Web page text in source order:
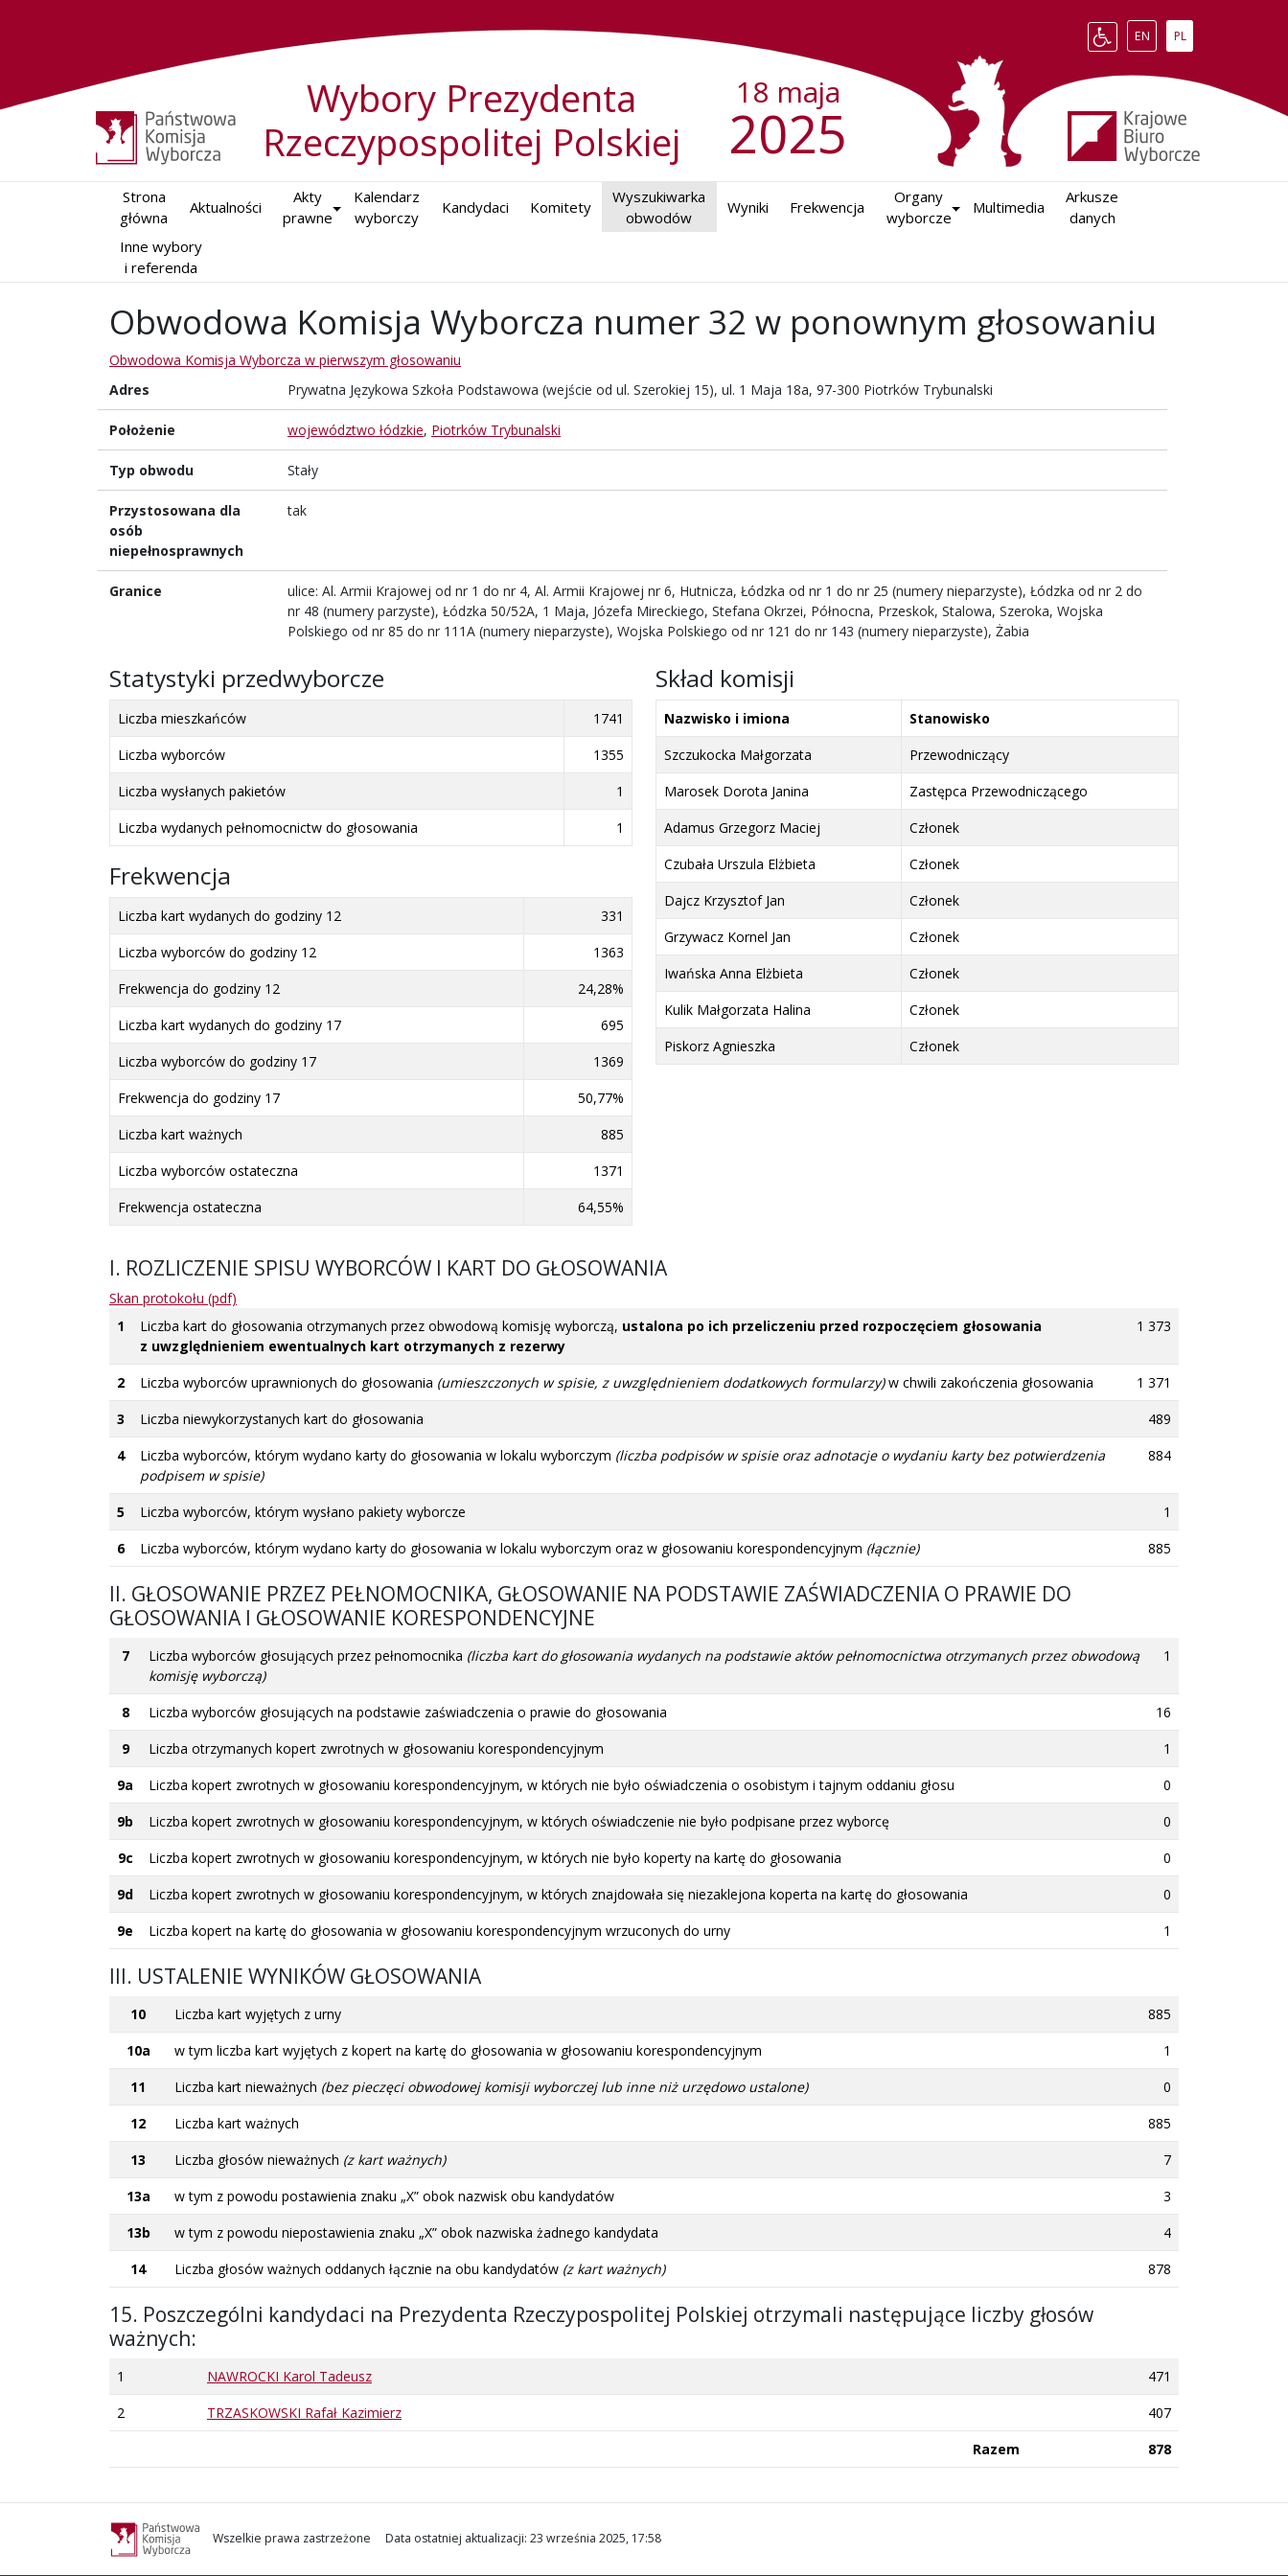
Change language to English
EN Zmień język na
PL
Wybory Prezydenta
Rzeczypospolitej Polskiej
2025
18 maja
Strona
główna
Aktualności
Akty
prawne
Kalendarz
wyborczy
Kandydaci Komitety
Wyszukiwarka
obwodów
Wyniki Frekwencja
Organy
wyborcze
Multimedia
Arkusze
danych
Inne wybory
i referenda
Obwodowa Komisja Wyborcza numer 32 w ponownym głosowaniu
Obwodowa Komisja Wyborcza w pierwszym głosowaniu
Adres
Prywatna Językowa Szkoła Podstawowa (wejście od ul. Szerokiej 15), ul. 1 Maja 18a, 97-300 Piotrków Trybunalski
Położenie województwo łódzkie, Piotrków Trybunalski
Typ obwodu Stały
Przystosowana dla
osób
niepełnosprawnych
tak
Granice
ulice: Al. Armii Krajowej od nr 1 do nr 4, Al. Armii Krajowej nr 6, Hutnicza, Łódzka od nr 1 do nr 25 (numery nieparzyste), Łódzka od nr 2 do
nr 48 (numery parzyste), Łódzka 50/52A, 1 Maja, Józefa Mireckiego, Stefana Okrzei, Północna, Przeskok, Stalowa, Szeroka, Wojska
Polskiego od nr 85 do nr 111A (numery nieparzyste), Wojska Polskiego od nr 121 do nr 143 (numery nieparzyste), Żabia
Statystyki przedwyborcze
Liczba mieszkańców
1741
Liczba wyborców
1355
Liczba wysłanych pakietów
1
Liczba wydanych pełnomocnictw do głosowania
1
Frekwencja
Liczba kart wydanych do godziny 12
331
Liczba wyborców do godziny 12
1363
Frekwencja do godziny 12
24,28%
Liczba kart wydanych do godziny 17
695
Liczba wyborców do godziny 17
1369
Frekwencja do godziny 17
50,77%
Liczba kart ważnych
885
Liczba wyborców ostateczna
1371
Frekwencja ostateczna
64,55%
Skład komisji
Nazwisko i imiona
Stanowisko
Szczukocka Małgorzata
Przewodniczący
Marosek Dorota Janina
Zastępca Przewodniczącego
Adamus Grzegorz Maciej
Członek
Czubała Urszula Elżbieta
Członek
Dajcz Krzysztof Jan
Członek
Grzywacz Kornel Jan
Członek
Iwańska Anna Elżbieta
Członek
Kulik Małgorzata Halina
Członek
Piskorz Agnieszka
Członek
I. ROZLICZENIE SPISU WYBORCÓW I KART DO GŁOSOWANIA
Skan protokołu (pdf)
1
Liczba kart do głosowania otrzymanych przez obwodową komisję wyborczą, ustalona po ich przeliczeniu przed rozpoczęciem głosowania
z uwzględnieniem ewentualnych kart otrzymanych z rezerwy
1 373
2 Liczba wyborców uprawnionych do głosowania (umieszczonych w spisie, z uwzględnieniem dodatkowych formularzy)w chwili zakończenia głosowania
1 371
3
Liczba niewykorzystanych kart do głosowania
489
4
Liczba wyborców, którym wydano karty do głosowania w lokalu wyborczym (liczba podpisów w spisie oraz adnotacje o wydaniu karty bez potwierdzenia
podpisem w spisie)
884
5 Liczba wyborców, którym wysłano pakiety wyborcze
1
6
Liczba wyborców, którym wydano karty do głosowania w lokalu wyborczym oraz w głosowaniu korespondencyjnym (łącznie) 885
II. GŁOSOWANIE PRZEZ PEŁNOMOCNIKA, GŁOSOWANIE NA PODSTAWIE ZAŚWIADCZENIA O PRAWIE DO
GŁOSOWANIA I GŁOSOWANIE KORESPONDENCYJNE
7 Liczba wyborców głosujących przez pełnomocnika (liczba kart do głosowania wydanych na podstawie aktów pełnomocnictwa otrzymanych przez obwodową
komisję wyborczą)
1
8 Liczba wyborców głosujących na podstawie zaświadczenia o prawie do głosowania
16
9
Liczba otrzymanych kopert zwrotnych w głosowaniu korespondencyjnym
1
9a
Liczba kopert zwrotnych w głosowaniu korespondencyjnym, w których nie było oświadczenia o osobistym i tajnym oddaniu głosu
0
9b
Liczba kopert zwrotnych w głosowaniu korespondencyjnym, w których oświadczenie nie było podpisane przez wyborcę
0
9c
Liczba kopert zwrotnych w głosowaniu korespondencyjnym, w których nie było koperty na kartę do głosowania
0
9d
Liczba kopert zwrotnych w głosowaniu korespondencyjnym, w których znajdowała się niezaklejona koperta na kartę do głosowania
0
9e
Liczba kopert na kartę do głosowania w głosowaniu korespondencyjnym wrzuconych do urny 1
III. USTALENIE WYNIKÓW GŁOSOWANIA
10 Liczba kart wyjętych z urny
885
10a
w tym liczba kart wyjętych z kopert na kartę do głosowania w głosowaniu korespondencyjnym
1
11
Liczba kart nieważnych (bez pieczęci obwodowej komisji wyborczej lub inne niż urzędowo ustalone)
0
12
Liczba kart ważnych
885
13
Liczba głosów nieważnych (z kart ważnych)
7
13a
w tym z powodu postawienia znaku „X” obok nazwisk obu kandydatów
3
13b
w tym z powodu niepostawienia znaku „X” obok nazwiska żadnego kandydata
4
14
Liczba głosów ważnych oddanych łącznie na obu kandydatów (z kart ważnych) 878
15. Poszczególni kandydaci na Prezydenta Rzeczypospolitej Polskiej otrzymali następujące liczby głosów
ważnych:
1 NAWROCKI Karol Tadeusz
471
2
TRZASKOWSKI Rafał Kazimierz
407
Razem
878
Wszelkie prawa zastrzeżone Data ostatniej aktualizacji: 23 września 2025, 17:58